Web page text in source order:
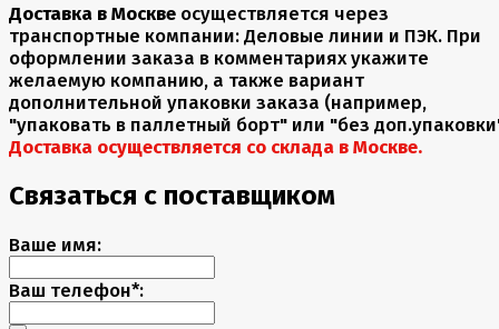
Доставка в Москве осуществляется через
транспортные компании: Деловые линии и ПЭК. При
оформлении заказа в комментариях укажите
желаемую компанию, а также вариант
дополнительной упаковки заказа (например,
"упаковать в паллетный борт" или "без
Доставка осуществляется со склада в Москве.
Связаться с поставщиком
Ваше имя:
Ваш телефон*: